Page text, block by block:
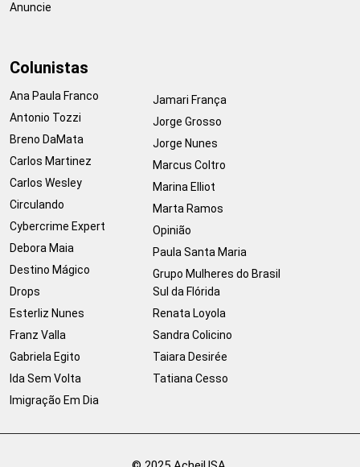
Anuncie
Colunistas
Ana Paula Franco
Antonio Tozzi
Breno DaMata
Carlos Martinez
Carlos Wesley
Circulando
Cybercrime Expert
Debora Maia
Destino Mágico
Drops
Esterliz Nunes
Franz Valla
Gabriela Egito
Ida Sem Volta
Imigração Em Dia
Jamari França
Jorge Grosso
Jorge Nunes
Marcus Coltro
Marina Elliot
Marta Ramos
Opinião
Paula Santa Maria
Grupo Mulheres do Brasil
Sul da Flórida
Renata Loyola
Sandra Colicino
Taiara Desirée
Tatiana Cesso